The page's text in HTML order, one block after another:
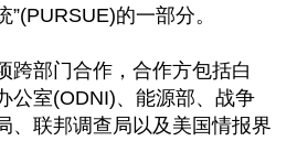
的一部分。
跨部门合作，合作方包括白
公室(ODNI)、能源部、战争
、联邦调查局以及美国情报界